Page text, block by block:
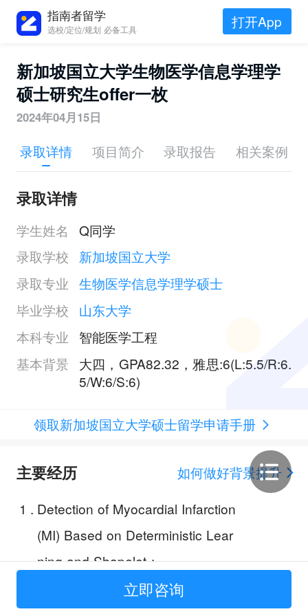
指南者留学
选校/定位/规划 必备工具 打开App
新加坡国立大学生物医学信息学理学
硕士研究生offer一枚
2024年04月15日
录取详情 项目简介 录取报告 相关案例
录取详情
学生姓名
Q同学
录取学校
新加坡国立大学
录取专业 生物医学信息学理学硕士
毕业学校
山东大学
本科专业
智能医学工程
基本背景
大四，GPA82.32，雅思:6(L:5.5/R:6.
5/W:6/S:6)
领取新加坡国立大学硕士留学申请手册
主要经历
如何做好背景提升
1 . Detection of Myocardial Infarction
(MI) Based on Deterministic Lear
ning and Shapelet；
Cognitive Intelligence Lab, Xiong
立即咨询